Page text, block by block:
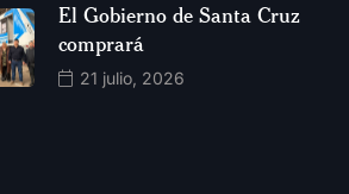
El Gobierno de Santa Cruz
comprará
21 julio, 2026